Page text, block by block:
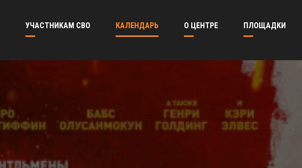
УЧАСТНИКАМ СВО КАЛЕНДАРЬ О ЦЕНТРЕ ПЛОЩАДКИ